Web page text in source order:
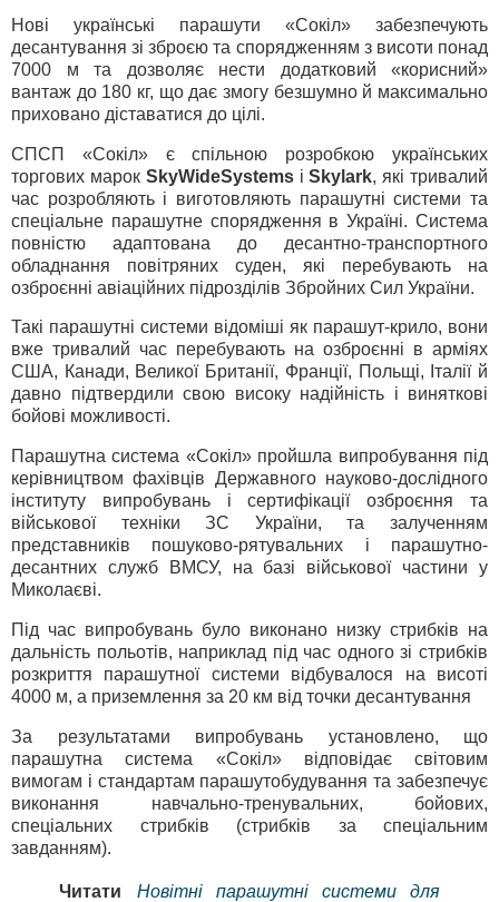
Нові українські парашути «Сокіл» забезпечують
десантування зі зброєю та спорядженням з висоти понад
7000 м та дозволяє нести додатковий «корисний»
вантаж до 180 кг, що дає змогу безшумно й максимально
приховано діставатися до цілі.
СПСП «Сокіл» є спільною розробкою українських
торгових марок SkyWideSystemsіSkylark, які тривалий
час розробляють і виготовляють парашутні системи та
спеціальне парашутне спорядження в Україні. Система
повністю адаптована до десантно-транспортного
обладнання повітряних суден, які перебувають на
озброєнні авіаційних підрозділів Збройних Сил України.
Такі парашутні системи відоміші як парашут-крило, вони
вже тривалий час перебувають на озброєнні в арміях
США, Канади, Великої Британії, Франції, Польщі, Італії й
давно підтвердили свою високу надійність і виняткові
бойові можливості.
Парашутна система «Сокіл» пройшла випробування під
керівництвом фахівців Державного науково-дослідного
інституту випробувань і сертифікації озброєння та
військової техніки ЗС України, та залученням
представників пошуково-рятувальних і парашутно-
десантних служб ВМСУ, на базі військової частини у
Миколаєві.
Під час випробувань було виконано низку стрибків на
дальність польотів, наприклад під час одного зі стрибків
розкриття парашутної системи відбувалося на висоті
4000 м, а приземлення за 20 км від точки десантування
За результатами випробувань установлено, що
парашутна система «Сокіл» відповідає світовим
вимогам і стандартам парашутобудування та забезпечує
виконання навчально-тренувальних, бойових,
спеціальних стрибків (стрибків за спеціальним
завданням).
Читати
Новітні парашутні системи для